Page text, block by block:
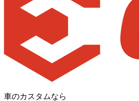
車のカスタムなら